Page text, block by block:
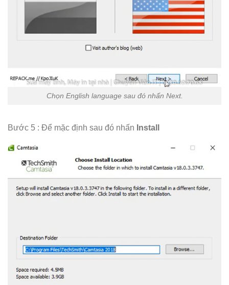
Chọn English language sau đó nhấn Next.
Bước 5 : Để mặc định sau đó nhấn Install